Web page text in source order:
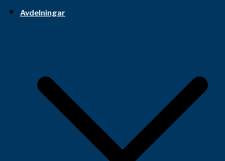
Avdelningar